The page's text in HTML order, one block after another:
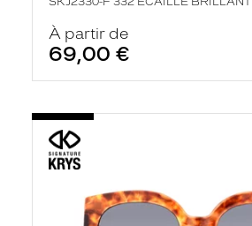
À partir de
69,00 €